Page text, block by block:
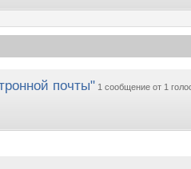
почты" 1 сообщение от 1